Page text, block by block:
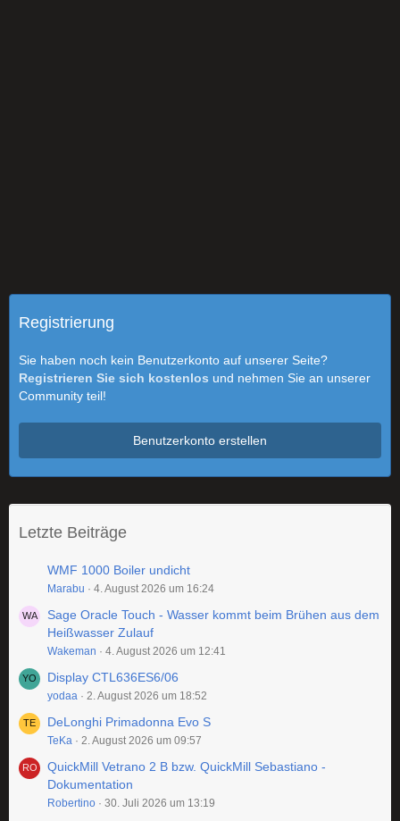
Registrierung
Sie haben noch kein Benutzerkonto auf unserer Seite?
Registrieren Sie sich kostenlos und nehmen Sie an unserer
Community teil!
Benutzerkonto erstellen
Letzte Beiträge
WMF 1000 Boiler undicht
Marabu 4. August 2026 um 16:24
Sage Oracle Touch - Wasser kommt beim Brühen aus dem
Heißwasser Zulauf
Wakeman 4. August 2026 um 12:41
Display CTL636ES6/06
yodaa 2. August 2026 um 18:52
DeLonghi Primadonna Evo S
TeKa 2. August 2026 um 09:57
QuickMill Vetrano 2 B bzw. QuickMill Sebastiano -
Dokumentation
Robertino 30. Juli 2026 um 13:19